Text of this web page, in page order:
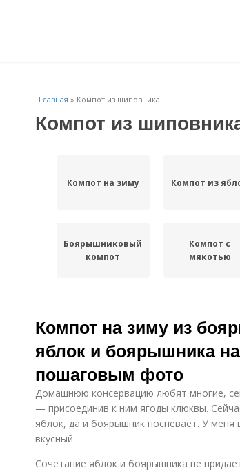
Главная » Компот из шиповника
Компот из
Компот на зиму Компот из
Боярышниковый
компот
Компот с
мякотью
Компот на зиму из
яблок и боярышника
пошаговым фото
Домашнюю консервацию любят многие,
— присоединив к ним ягоды клюквы.
яблок, да и боярышник поспевает. У меня
вкусный.
Сочетание яблок и боярышника не